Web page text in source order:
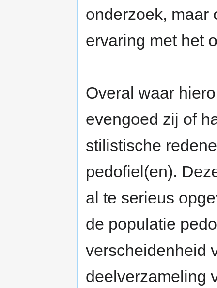
onderzoek, maar
ervaring met het
Overal waar
evengoed zij of
stilistische
pedofiel(en).
al te serieus
de populatie
verscheidenheid
deelverzameling